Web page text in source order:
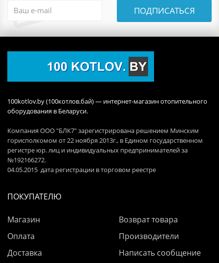
ПОДПИСАТЬСЯ
100kotlov.by (100котлов.бай) — интернет-магазин отопительного
оборудования в Беларуси.
Компания ООО "БЛК7" зарегистрирована решением Минским
горисполкомом от 22 ноября 2013г., в Едином государственном
регистре юр. лиц и индивидуальных предпринимателей за
№192166272.
04.05.2015 дата регистрации в торговом реестре
ПОКУПАТЕЛЮ
Магазин
Оплата
Доставка
Возврат товара
Производители
Написать сообщение